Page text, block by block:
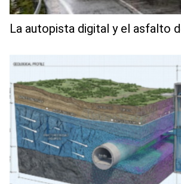
La autopista digital y el asfalto